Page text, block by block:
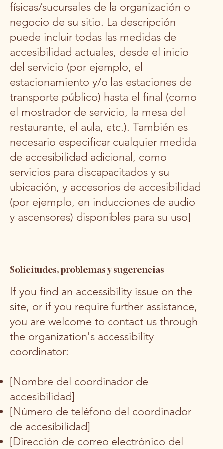
físicas/sucursales de la organización o
negocio de su sitio. La descripción
puede incluir todas las medidas de
accesibilidad actuales, desde el inicio
del servicio (por ejemplo, el
estacionamiento y/o las estaciones de
transporte público) hasta el final (como
el mostrador de servicio, la mesa del
restaurante, el aula, etc.). También es
necesario especificar cualquier medida
de accesibilidad adicional, como
servicios para discapacitados y su
ubicación, y accesorios de accesibilidad
(por ejemplo, en inducciones de audio
y ascensores) disponibles para su uso]
Solicitudes, problemas y sugerencias
If you find an accessibility issue on the
site, or if you require further assistance,
you are welcome to contact us through
the organization's accessibility
coordinator:
[Nombre del coordinador de
accesibilidad]
[Número de teléfono del coordinador
de accesibilidad]
[Dirección de correo electrónico del